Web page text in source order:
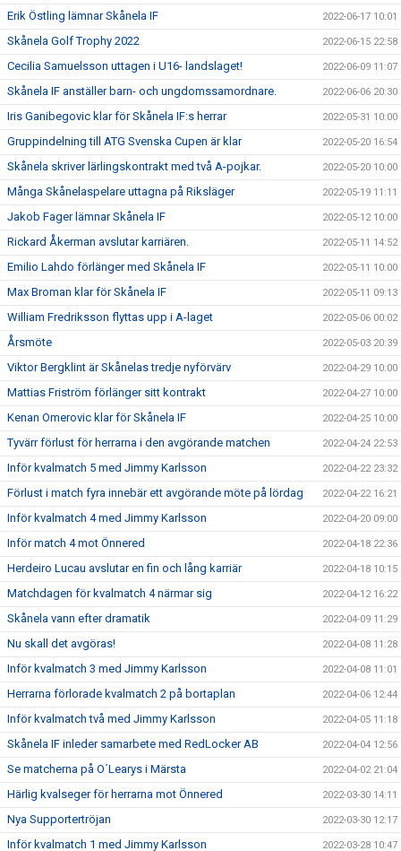
Erik Östling lämnar Skånela IF 2022-06-17 10:01
Skånela Golf Trophy 2022 2022-06-15 22:58
Cecilia Samuelsson uttagen i U16- landslaget! 2022-06-09 11:07
Skånela IF anställer barn- och ungdomssamordnare. 2022-06-06 20:30
Iris Ganibegovic klar för Skånela IF:s herrar 2022-05-31 10:00
Gruppindelning till ATG Svenska Cupen är klar 2022-05-20 16:54
Skånela skriver lärlingskontrakt med två A-pojkar. 2022-05-20 10:00
Många Skånelaspelare uttagna på Riksläger 2022-05-19 11:11
Jakob Fager lämnar Skånela IF 2022-05-12 10:00
Rickard Åkerman avslutar karriären. 2022-05-11 14:52
Emilio Lahdo förlänger med Skånela IF 2022-05-11 10:00
Max Broman klar för Skånela IF 2022-05-11 09:13
William Fredriksson flyttas upp i A-laget 2022-05-06 00:02
Årsmöte 2022-05-03 20:39
Viktor Bergklint är Skånelas tredje nyförvärv 2022-04-29 10:00
Mattias Friström förlänger sitt kontrakt 2022-04-27 10:00
Kenan Omerovic klar för Skånela IF 2022-04-25 10:00
Tyvärr förlust för herrarna i den avgörande matchen 2022-04-24 22:53
Inför kvalmatch 5 med Jimmy Karlsson 2022-04-22 23:32
Förlust i match fyra innebär ett avgörande möte på lördag 2022-04-22 16:21
Inför kvalmatch 4 med Jimmy Karlsson 2022-04-20 09:00
Inför match 4 mot Önnered 2022-04-18 22:36
Herdeiro Lucau avslutar en fin och lång karriär 2022-04-18 10:15
Matchdagen för kvalmatch 4 närmar sig 2022-04-12 16:22
Skånela vann efter dramatik 2022-04-09 11:29
Nu skall det avgöras! 2022-04-08 11:28
Inför kvalmatch 3 med Jimmy Karlsson 2022-04-08 11:01
Herrarna förlorade kvalmatch 2 på bortaplan 2022-04-06 12:44
Inför kvalmatch två med Jimmy Karlsson 2022-04-05 11:18
Skånela IF inleder samarbete med RedLocker AB 2022-04-04 12:56
Se matcherna på O´Learys i Märsta 2022-04-02 21:04
Härlig kvalseger för herrarna mot Önnered 2022-03-30 14:11
Nya Supportertröjan 2022-03-30 12:17
Inför kvalmatch 1 med Jimmy Karlsson 2022-03-28 10:47